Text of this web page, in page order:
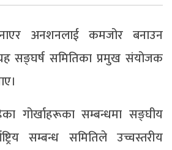
अनशनलाई कमजोर बनाउन
सङ्घर्ष समितिका प्रमुख संयोजक
गोर्खाहरूका सम्बन्धमा सङ्घीय
सम्बन्ध समितिले उच्चस्तरीय